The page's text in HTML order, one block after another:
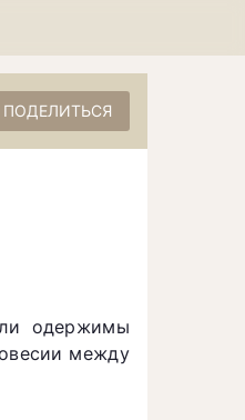
ПОДЕЛИТЬСЯ
одержимы
между